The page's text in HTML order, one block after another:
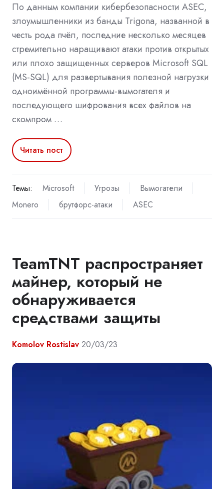
По данным компании кибербезопасности ASEC,
злоумышленники из банды Trigona, названной в
честь рода пчёл, последние несколько месяцев
стремительно наращивают атаки против открытых
или плохо защищенных серверов Microsoft SQL
(MS-SQL) для развертывания полезной нагрузки
одноимённой программы-вымогателя и
последующего шифрования всех файлов на
скомпром …
Читать пост
Темы: Microsoft Угрозы
Вымогатели
Monero
брутфорс-атаки ASEC
TeamTNT распространяет
майнер, который не
обнаруживается
средствами защиты
Komolov Rostislav 20/03/23